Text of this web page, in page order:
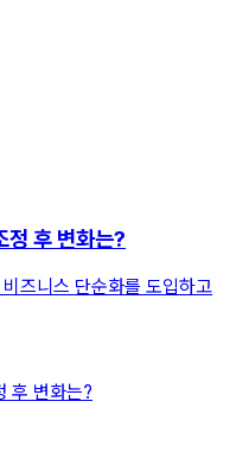
후 변화는?
즈니스 단순화를 도입하고